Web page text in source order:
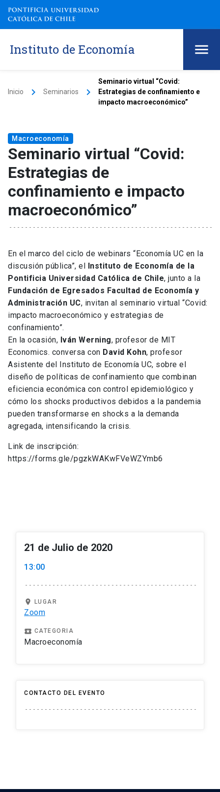
Instituto de Economía
Inicio keyboard_arrow_right Seminarios keyboard_arrow_right
Seminario virtual “Covid:
Estrategias de confinamiento e
impacto macroeconómico”
Macroeconomía
Seminario virtual “Covid:
Estrategias de
confinamiento e impacto
macroeconómico”
En el marco del ciclo de webinars “Economía UC en la
discusión pública”, el Instituto de Economía de la
Pontificia Universidad Católica de Chile, junto a la
Fundación de Egresados Facultad de Economía y
Administración UC, invitan al seminario virtual “Covid:
impacto macroeconómico y estrategias de
confinamiento”.
En la ocasión, Iván Werning, profesor de MIT
Economics. conversa con David Kohn, profesor
Asistente del Instituto de Economía UC, sobre el
diseño de políticas de confinamiento que combinan
eficiencia económica con control epidemiológico y
cómo los shocks productivos debidos a la pandemia
pueden transformarse en shocks a la demanda
agregada, intensificando la crisis.
Link de inscripción:
https://forms.gle/pgzkWAKwFVeWZYmb6
21 de Julio de 2020
13:00
location_on LUGAR
Zoom
local_play CATEGORIA
Macroeconomía
CONTACTO DEL EVENTO